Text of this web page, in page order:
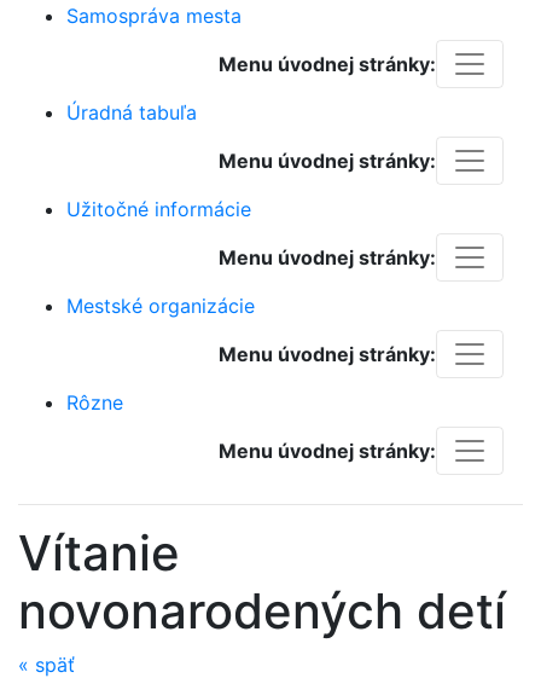
Samospráva mesta
Menu úvodnej stránky:
Úradná tabuľa
Menu úvodnej stránky:
Užitočné informácie
Menu úvodnej stránky:
Mestské organizácie
Menu úvodnej stránky:
Rôzne
Menu úvodnej stránky:
Vítanie
novonarodených detí
« späť